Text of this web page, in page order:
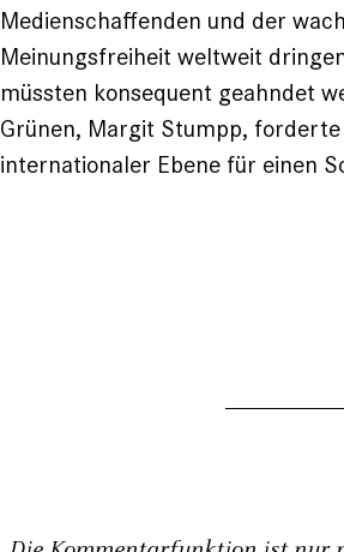
Medienschaffenden und der
Meinungsfreiheit weltweit
müssten konsequent geahndet
Grünen, Margit Stumpp,
internationaler Ebene für einen